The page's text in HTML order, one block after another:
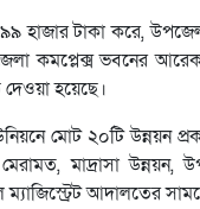
হাজার টাকা করে,
কমপ্লেক্স ভবনের
দেওয়া হয়েছে।
মোট ২০টি উন্নয়ন
মাদ্রাসা উন্নয়ন,
আদালতের সামনে